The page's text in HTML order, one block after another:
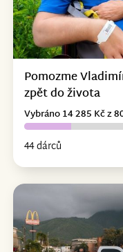
Pomozme
zpět do života
44 dárců
Vybráno 14 285 Kč z